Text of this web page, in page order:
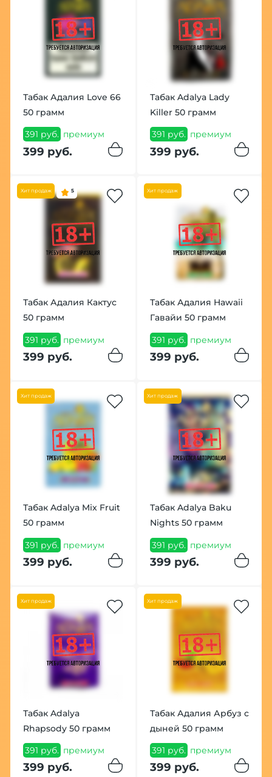
Табак Адалия Love 66
50 грамм
391 руб. премиум
399 руб.
Табак Adalya Lady
Killer 50 грамм
391 руб. премиум
399 руб.
Хит продаж 5
Табак Адалия Кактус
50 грамм
391 руб. премиум
399 руб.
Хит продаж
Табак Адалия Hawaii
Гавайи 50 грамм
391 руб. премиум
399 руб.
Хит продаж
Табак Adalya Mix Fruit
50 грамм
391 руб. премиум
399 руб.
Хит продаж
Табак Adalya Baku
Nights 50 грамм
391 руб. премиум
399 руб.
Хит продаж
Табак Adalya
Rhapsody 50 грамм
391 руб. премиум
399 руб.
Хит продаж
Табак Адалия Арбуз с
дыней 50 грамм
391 руб. премиум
399 руб.